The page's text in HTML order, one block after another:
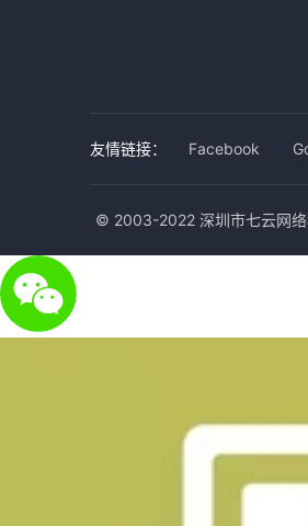
友情链接： Facebook
© 2003-2022 深圳市七云网